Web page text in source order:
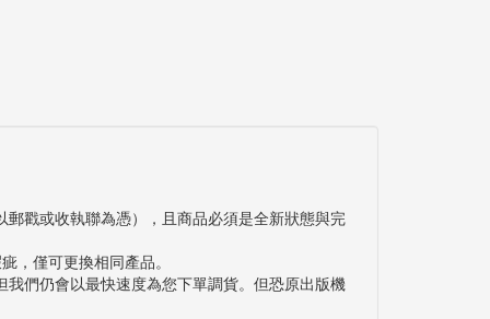
戳或收執聯為憑），且商品必須是全新狀態與完
，僅可更換相同產品。
們仍會以最快速度為您下單調貨。但恐原出版機